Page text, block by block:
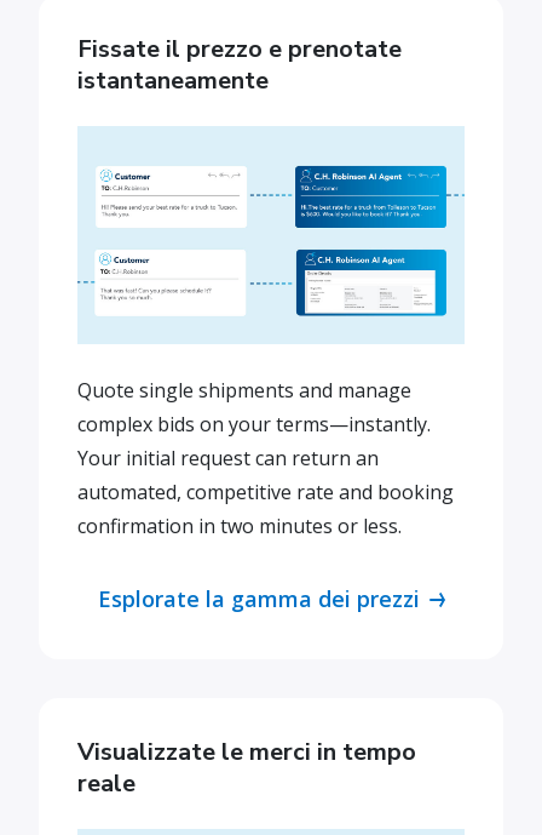
Fissate il prezzo e prenotate
istantaneamente
Quote single shipments and manage
complex bids on your terms—instantly.
Your initial request can return an
automated, competitive rate and booking
confirmation in two minutes or less.
Esplorate la gamma dei prezzi
Visualizzate le merci in tempo
reale